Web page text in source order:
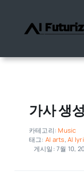
건
가사 생
카테고리: Music
태그: AI arts,AI
게시일: 7월 10,